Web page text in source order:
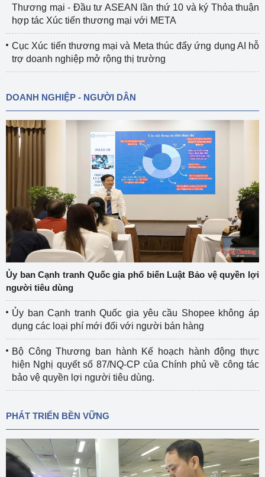
Thương mại - Đầu tư ASEAN lần thứ 10 và ký Thỏa thuận
hợp tác Xúc tiến thương mại với META
Cục Xúc tiến thương mại và Meta thúc đẩy ứng dụng AI hỗ
trợ doanh nghiệp mở rộng thị trường
DOANH NGHIỆP - NGƯỜI DÂN
Ủy ban Cạnh tranh Quốc gia phổ biến Luật Bảo vệ quyền lợi
người tiêu dùng
Ủy ban Cạnh tranh Quốc gia yêu cầu Shopee không áp
dụng các loại phí mới đối với người bán hàng
Bộ Công Thương ban hành Kế hoạch hành động thực
hiện Nghị quyết số 87/NQ-CP của Chính phủ về công tác
bảo vệ quyền lợi người tiêu dùng.
PHÁT TRIỂN BỀN VỮNG